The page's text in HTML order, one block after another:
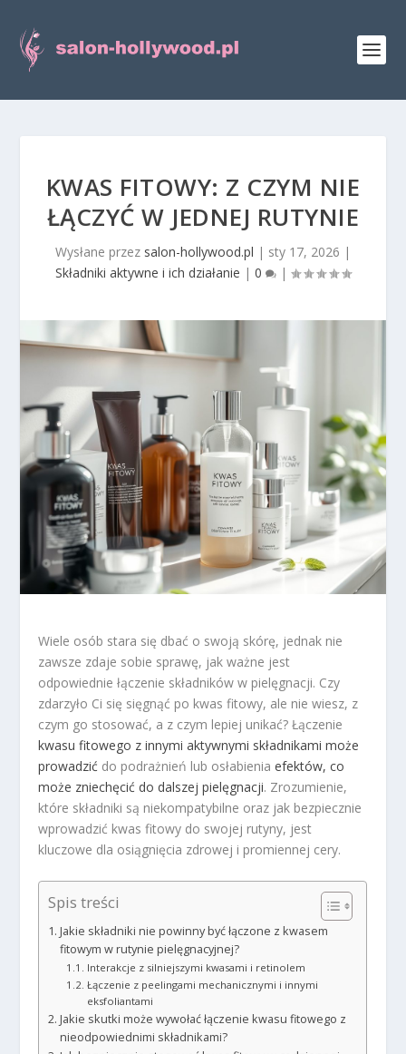
KWAS FITOWY: Z CZYM NIE
ŁĄCZYĆ W JEDNEJ RUTYNIE
Wysłane przez salon-hollywood.pl | sty 17, 2026 |
Składniki aktywne i ich działanie | 0 |
Wiele osób stara się dbać o swoją skórę, jednak nie
zawsze zdaje sobie sprawę, jak ważne jest
odpowiednie łączenie składników w pielęgnacji. Czy
zdarzyło Ci się sięgnąć po kwas fitowy, ale nie wiesz, z
czym go stosować, a z czym lepiej unikać? Łączenie
kwasu fitowego z innymi aktywnymi składnikami może
prowadzić do podrażnień lub osłabieniaefektów, co
może zniechęcić do dalszej pielęgnacji. Zrozumienie,
które składniki są niekompatybilne oraz jak bezpiecznie
wprowadzić kwas fitowy do swojej rutyny, jest
kluczowe dla osiągnięcia zdrowej i promiennej cery.
Spis treści
Jakie składniki nie powinny być łączone z kwasem
fitowym w rutynie pielęgnacyjnej?
Interakcje z silniejszymi kwasami i retinolem
Łączenie z peelingami mechanicznymi i innymi
eksfoliantami
Jakie skutki może wywołać łączenie kwasu fitowego z
nieodpowiednimi składnikami?